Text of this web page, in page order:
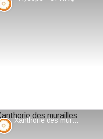
Voir l'image en
Flore
la cueillette, son pied
collines provençales.Xanthorie des murailles - ©PNRQ
Flore